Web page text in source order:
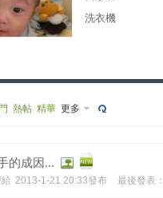
洗衣機
熱帖 精華 更多
的成因...
給 2013-1-21 20:33發布 最後發表：